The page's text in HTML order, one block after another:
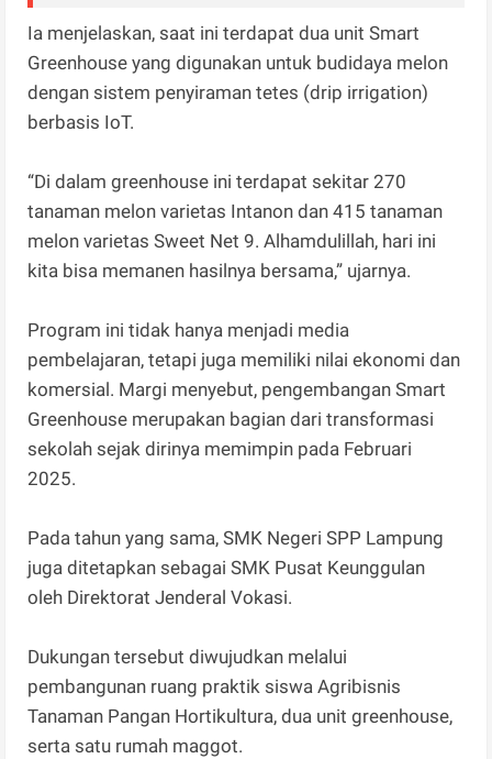
Ia menjelaskan, saat ini terdapat dua unit Smart
Greenhouse yang digunakan untuk budidaya melon
dengan sistem penyiraman tetes (drip irrigation)
berbasis IoT.
“Di dalam greenhouse ini terdapat sekitar 270
tanaman melon varietas Intanon dan 415 tanaman
melon varietas Sweet Net 9. Alhamdulillah, hari ini
kita bisa memanen hasilnya bersama,” ujarnya.
Program ini tidak hanya menjadi media
pembelajaran, tetapi juga memiliki nilai ekonomi dan
komersial. Margi menyebut, pengembangan Smart
Greenhouse merupakan bagian dari transformasi
sekolah sejak dirinya memimpin pada Februari
2025.
Pada tahun yang sama, SMK Negeri SPP Lampung
juga ditetapkan sebagai SMK Pusat Keunggulan
oleh Direktorat Jenderal Vokasi.
Dukungan tersebut diwujudkan melalui
pembangunan ruang praktik siswa Agribisnis
Tanaman Pangan Hortikultura, dua unit greenhouse,
serta satu rumah maggot.